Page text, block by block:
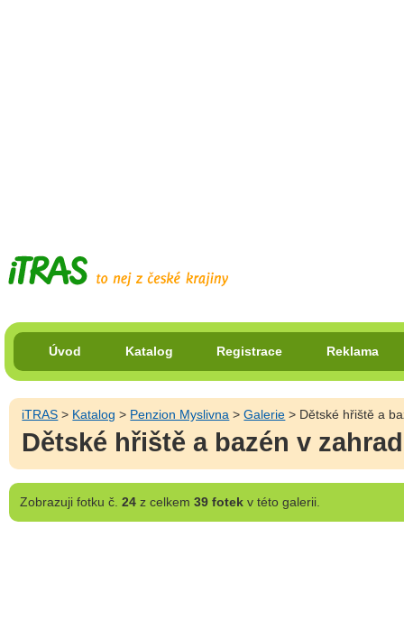
Úvod Katalog Registrace Reklama
iTRAS > Katalog > Penzion Myslivna >Galerie > Dětské hřiště a
Dětské hřiště a bazén v
Zobrazujifotku č. 24z celkem 39 fotekv této galerii.